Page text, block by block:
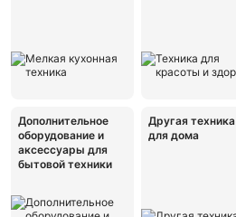
Дополнительное
оборудование и
аксессуары для
бытовой техники
Другая техника
для дома